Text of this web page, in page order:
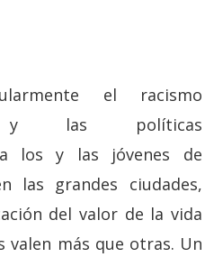
el racismo
y las políticas
los y las jóvenes de
las grandes ciudades,
del valor de la vida
valen más que otras. Un